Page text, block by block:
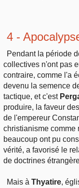
4 -
Pendant la période
collectives n'ont pas
contraire, comme l'a
devenu la semence
tactique, et c'est
produire, la faveur
de l'empereur
christianisme comme
beaucoup ont pu
vérité, a favorisé le
de doctrines
Mais àThyatire,